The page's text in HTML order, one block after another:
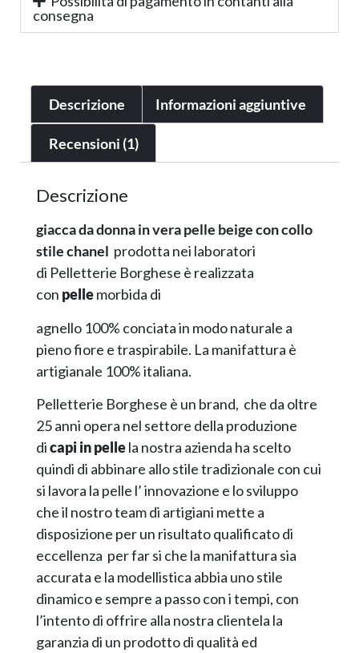
consegna
Descrizione Informazioni aggiuntive
Recensioni (1)
Descrizione
giacca da donna in vera pelle beige con collo
stile chanel prodotta nei laboratori
di Pelletterie Borghese è realizzata
con pellemorbida di
agnello 100% conciata in modo naturale a
pieno fiore e traspirabile. La manifattura è
artigianale 100% italiana.
Pelletterie Borghese è un brand, che da oltre
25 anni opera nel settore della produzione
dicapi in pellela nostra azienda ha scelto
quindi di abbinare allo stile tradizionale con cui
si lavora la pelle l’ innovazione e lo sviluppo
che il nostro team di artigiani mette a
disposizione per un risultato qualificato di
eccellenza per far si che la manifattura sia
accurata e la modellistica abbia uno stile
dinamico e sempre a passo con i tempi, con
l’intento di offrire alla nostra clientela la
garanzia di un prodotto di qualità ed